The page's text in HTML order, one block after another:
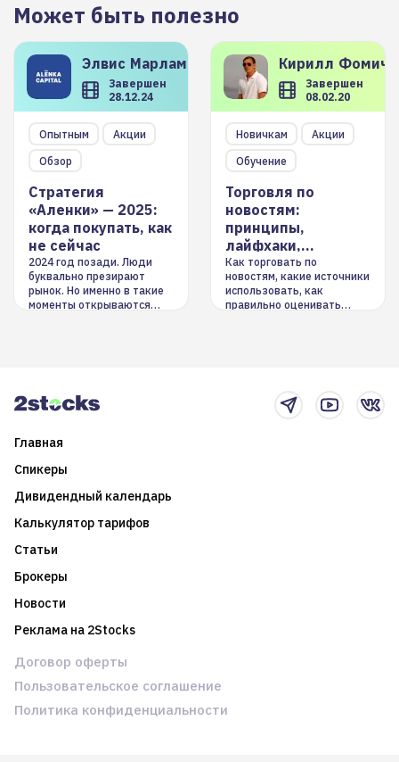
Может быть полезно
Элвис Марламов
Завершен
28.12.24
Опытным
Акции
Обзор
Стратегия
«Аленки» — 2025:
когда покупать, как
не сейчас
2024 год позади. Люди
буквально презирают
рынок. Но именно в такие
моменты открываются
Кирилл
Завершен
08.02.20
Новичкам
Акции
Обучение
Торговля по
новостям:
принципы,
лайфхаки,
инструменты
Как торговать по
новостям, какие источники
использовать, как
правильно оценивать
Главная
Спикеры
Дивидендный календарь
Калькулятор тарифов
Статьи
Брокеры
Новости
Реклама на 2Stocks
Договор оферты
Пользовательское соглашение
Политика конфиденциальности